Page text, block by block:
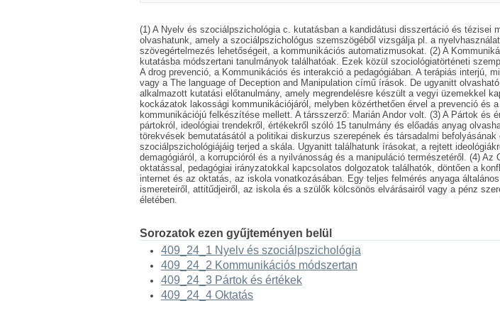
(1) A Nyelv és szociálpszichológia c. kutatásban a kandidátusi disszertáció és tézisei
olvashatunk, amely a szociálpszichológus szemszögéből vizsgálja pl. a
szövegértelmezés lehetőségeit, a kommunikációs automatizmusokat. (2) A
kutatásba módszertani tanulmányok találhatóak. Ezek közül szociológiatörténeti
A drog prevenció, a Kommunikációs és interakció a pedagógiában. A terápiás interjú,
vagy a The language of Deception and Manipulation című írások. De ugyanitt
alkalmazott kutatási előtanulmány, amely megrendelésre készült a vegyi üzemekkel
kockázatok lakossági kommunikációjáról, melyben közérthetően érvel a prevenció és
kommunikációjú felkészítése mellett. A társszerző: Marián Andor volt. (3) A Pártok és
pártokról, ideológiai trendekről, értékekről szóló 15 tanulmány és előadás anyag
törekvések bemutatásától a politikai diskurzus szerepének és társadalmi befolyásának
szociálpszichológiájáig terjed a skála. Ugyanitt találhatunk írásokat, a rejtett
demagógiáról, a korrupcióról és a nyilvánosság és a manipuláció természetéről. (4) Az
oktatással, pedagógiai irányzatokkal kapcsolatos dolgozatok találhatók, döntően a
internet és az oktatás, az iskola vonatkozásában. Egy teljes felmérés anyaga
ismereteiről, attitűdjeiről, az iskola és a szülők kölcsönös elvárásairól vagy a pénz
életében.
Sorozatok ezen gyűjteményen belül
409_24_1 Nyelv és szociálpszichológia
409_24_2 Kommunikációs módszertan
409_24_3 Pártok és értékek
409_24_4 Oktatás